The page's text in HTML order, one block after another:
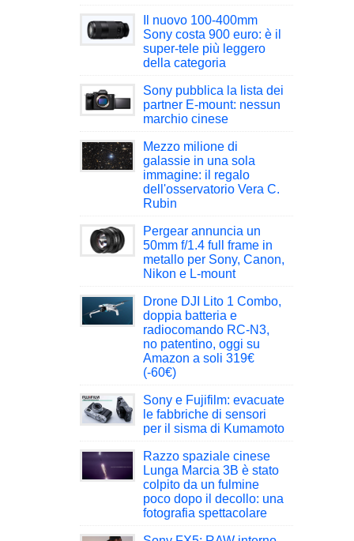
Il nuovo 100-400mm
Sony costa 900 euro: è il
super-tele più leggero
della categoria
Sony pubblica la lista dei
partner E-mount: nessun
marchio cinese
Mezzo milione di
galassie in una sola
immagine: il regalo
dell'osservatorio Vera C.
Rubin
Pergear annuncia un
50mm f/1.4 full frame in
metallo per Sony, Canon,
Nikon e L-mount
Drone DJI Lito 1 Combo,
doppia batteria e
radiocomando RC-N3,
no patentino, oggi su
Amazon a soli 319€
(-60€)
Sony e Fujifilm: evacuate
le fabbriche di sensori
per il sisma di Kumamoto
Razzo spaziale cinese
Lunga Marcia 3B è stato
colpito da un fulmine
poco dopo il decollo: una
fotografia spettacolare